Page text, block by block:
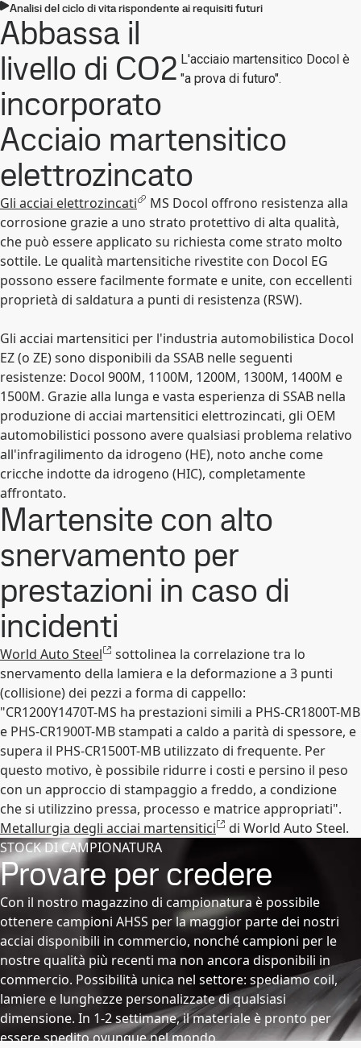
Analisi del ciclo di vita rispondente ai requisiti futuri
Abbassa il
livello di CO2
incorporato
L'acciaio martensitico Docol è
"a prova di futuro".
Acciaio martensitico
elettrozincato
Gli acciai elettrozincati
MS Docol offrono resistenza alla
corrosione grazie a uno strato protettivo di alta qualità,
che può essere applicato su richiesta come strato molto
sottile. Le qualità martensitiche rivestite con Docol EG
possono essere facilmente formate e unite, con eccellenti
proprietà di saldatura a punti di resistenza (RSW).
Gli acciai martensitici per l'industria automobilistica Docol
EZ (o ZE) sono disponibili da SSAB nelle seguenti
resistenze: Docol 900M, 1100M, 1200M, 1300M, 1400M e
1500M. Grazie alla lunga e vasta esperienza di SSAB nella
produzione di acciai martensitici elettrozincati, gli OEM
automobilistici possono avere qualsiasi problema relativo
all'infragilimento da idrogeno (HE), noto anche come
cricche indotte da idrogeno (HIC), completamente
affrontato.
Martensite con alto
snervamento per
prestazioni in caso di
incidenti
World Auto Steel
sottolinea la correlazione tra lo
snervamento della lamiera e la deformazione a 3 punti
(collisione) dei pezzi a forma di cappello:
"CR1200Y1470T-MS ha prestazioni simili a PHS-CR1800T-MB
e PHS-CR1900T-MB stampati a caldo a parità di spessore, e
supera il PHS-CR1500T-MB utilizzato di frequente. Per
questo motivo, è possibile ridurre i costi e persino il peso
con un approccio di stampaggio a freddo, a condizione
che si utilizzino pressa, processo e matrice appropriati".
Metallurgia degli acciai martensitici
di World Auto Steel.
STOCK DI CAMPIONATURA
Provare per credere
Con il nostro magazzino di campionatura è possibile
ottenere campioni AHSS per la maggior parte dei nostri
acciai disponibili in commercio, nonché campioni per le
nostre qualità più recenti ma non ancora disponibili in
commercio. Possibilità unica nel settore: spediamo coil,
lamiere e lunghezze personalizzate di qualsiasi
dimensione. In 1-2 settimane, il materiale è pronto per
essere spedito ovunque nel mondo.